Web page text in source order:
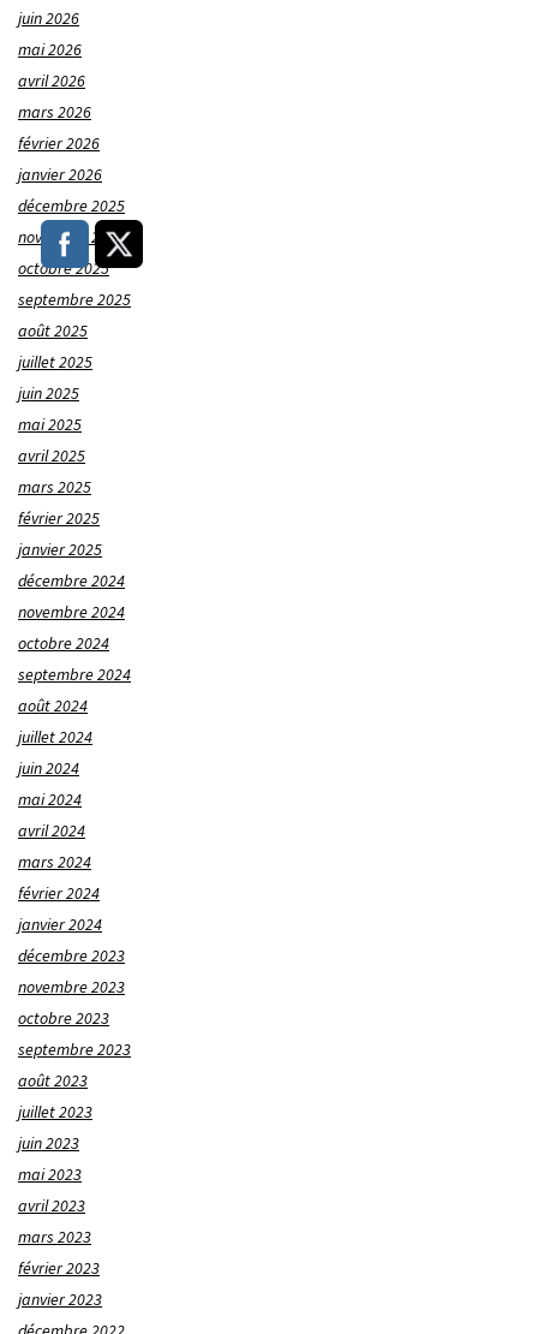
juin 2026
mai 2026
avril 2026
mars 2026
février 2026
janvier 2026
décembre 2025
novembre 2025
octobre 2025
septembre 2025
août 2025
juillet 2025
juin 2025
mai 2025
avril 2025
mars 2025
février 2025
janvier 2025
décembre 2024
novembre 2024
octobre 2024
septembre 2024
août 2024
juillet 2024
juin 2024
mai 2024
avril 2024
mars 2024
février 2024
janvier 2024
décembre 2023
novembre 2023
octobre 2023
septembre 2023
août 2023
juillet 2023
juin 2023
mai 2023
avril 2023
mars 2023
février 2023
janvier 2023